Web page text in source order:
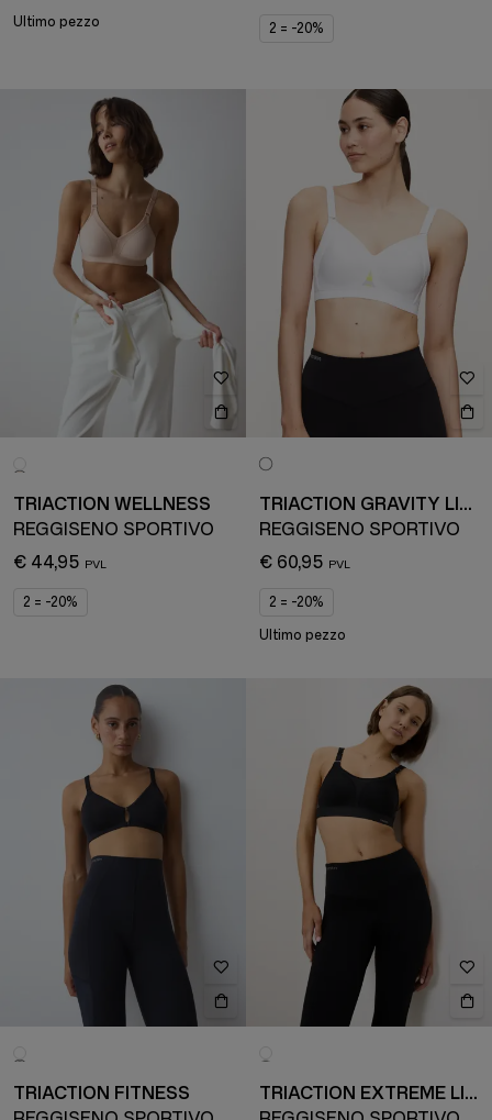
Ultimo pezzo 2 = -20%
TRIACTION WELLNESS
REGGISENO SPORTIVO
€ 44,95
2 = -20%
TRIACTION GRAVITY LITE
REGGISENO SPORTIVO
€ 60,95
2 = -20%
Ultimo pezzo
TRIACTION FITNESS
TRIACTION EXTREME LITE